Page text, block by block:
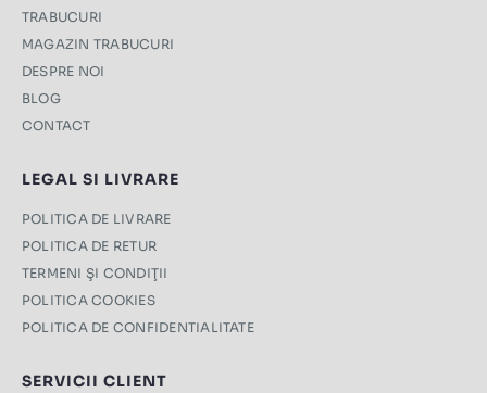
TRABUCURI
MAGAZIN TRABUCURI
DESPRE NOI
BLOG
CONTACT
LEGAL SI LIVRARE
POLITICA DE LIVRARE
POLITICA DE RETUR
TERMENI ŞI CONDIŢII
POLITICA COOKIES
POLITICA DE CONFIDENTIALITATE
SERVICII CLIENT